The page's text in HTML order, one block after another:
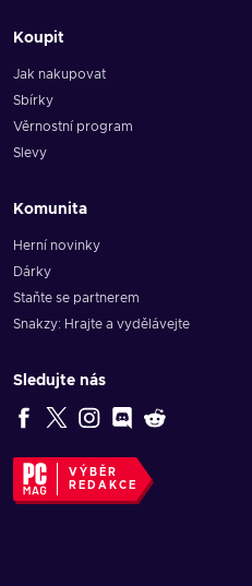
Koupit
Jak nakupovat
Sbírky
Věrnostní program
Slevy
Komunita
Herní novinky
Dárky
Staňte se partnerem
Snakzy: Hrajte a vydělávejte
Sledujte nás
VÝBĚR
REDAKCE